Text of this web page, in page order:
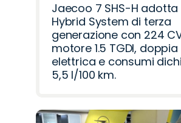
Jaecoo 7 SHS-H adotta
Hybrid System di terza
generazione con 224
motore 1.5 TGDI,
elettrica e consumi
5,5 l/100 km.